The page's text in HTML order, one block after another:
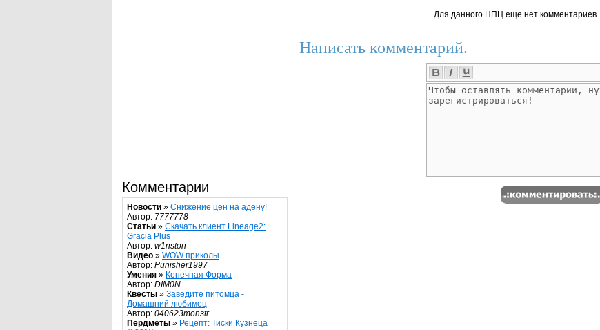
Комментарии
Новости » Снижение цен на адену!
Автор: 7777778
Статьи » Скачать клиент Lineage2:
Gracia Plus
Автор: w1nston
Видео » WOW приколы
Автор: Punisher1997
Умения » Конечная Форма
Автор: DIM0N
Квесты » Заведите питомца -
Домашний любимец
Автор: 040623monstr
Пердметы » Рецепт: Тиски Кузнеца
Для данного НПЦ еще нет комментариев.
Написать комментарий.